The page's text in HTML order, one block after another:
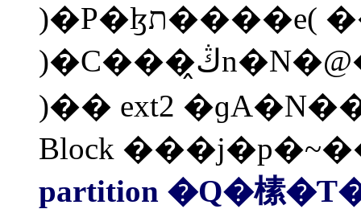
)�P�ɮת����e( ��m�b Block area ����
)�C���ڭ̭n�N�@�� partition �榡��( format
)�� ext2
Block
partition �Q�榡�Ƭ�